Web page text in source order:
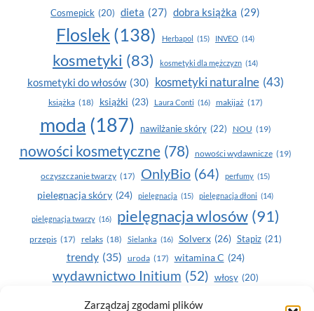
Zarządzaj zgodami plików
Cosmepick (20) dieta (27) dobra książka (29)
Floslek (138) Herbapol (15) INVEO (14)
kosmetyki (83) kosmetyki dla mężczyzn (14)
kosmetyki do włosów (30) kosmetyki naturalne (43)
książka (18) książki (23) Laura Conti (16) makijaż (17)
moda (187) nawilżanie skóry (22) NOU (19)
nowości kosmetyczne (78) nowości wydawnicze (19)
oczyszczanie twarzy (17) OnlyBio (64) perfumy (15)
pielegnacja skóry (24) pielęgnacja (15) pielęgnacja dłoni (14)
pielęgnacja twarzy (16) pielęgnacja wlosów (91)
przepis (17) relaks (18) Sielanka (16) Solverx (26) Stapiz (21)
trendy (35) uroda (17) witamina C (24)
wydawnictwo Initium (52) włosy (20)
Yasumi(164) zdrowe zęby